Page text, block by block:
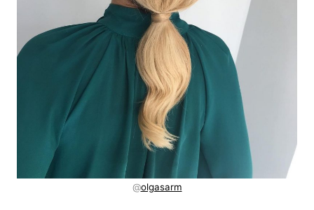
@olgasarm